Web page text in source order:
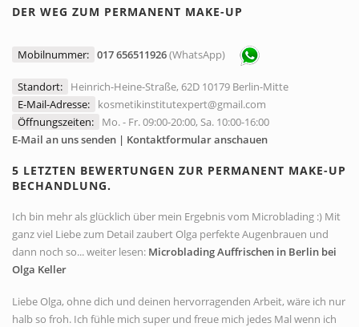
DER WEG ZUM PERMANENT MAKE-UP
Mobilnummer: 017 656511926(WhatsApp)
Standort:
Heinrich-Heine-Straße, 62D 10179 Berlin-Mitte
E-Mail-Adresse:
kosmetikinstitutexpert@gmail.com
Öffnungszeiten:
Mo. - Fr. 09:00-20:00, Sa. 10:00-16:00
E-Mail an uns senden | Kontaktformular anschauen
5 LETZTEN BEWERTUNGEN ZUR PERMANENT MAKE-UP
BECHANDLUNG.
Ich bin mehr als glücklich über mein Ergebnis vom Microblading :) Mit
ganz viel Liebe zum Detail zaubert Olga perfekte Augenbrauen und
dann noch so... weiter lesen: Microblading Auffrischen in Berlin bei
Olga Keller
Liebe Olga, ohne dich und deinen hervorragenden Arbeit, wäre ich nur
halb so froh. Ich fühle mich super und freue mich jedes Mal wenn ich